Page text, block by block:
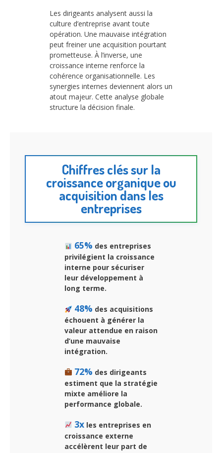
Les dirigeants analysent aussi la
culture d’entreprise avant toute
opération. Une mauvaise intégration
peut freiner une acquisition pourtant
prometteuse. À l’inverse, une
croissance interne renforce la
cohérence organisationnelle. Les
synergies internes deviennent alors un
atout majeur. Cette analyse globale
structure la décision finale.
Chiffres clés sur la
croissance organique ou
acquisition dans les
entreprises
65% des entreprises
privilégient la croissance
interne pour sécuriser
leur développement à
long terme.
48% des acquisitions
échouent à générer la
valeur attendue en raison
d’une mauvaise
intégration.
72% des dirigeants
estiment que la stratégie
mixte améliore la
performance globale.
3xles entreprises en
croissance externe
accélèrent leur part de